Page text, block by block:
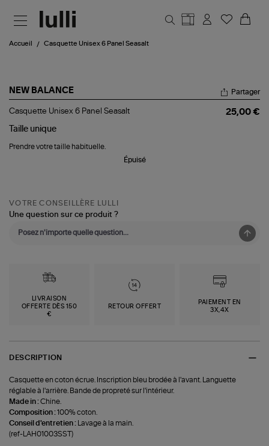
Accueil Casquette Unisex 6 Panel Seasalt
NEW BALANCE
Casquette
6
Seasalt
Partager
Casquette Unisex 6 Panel Seasalt
25,00 €
Taille unique
Prendre votre taille habituelle.
Épuisé
VOTRE CONSEILLÈRE LULLI
Une question sur ce produit ?
LIVRAISON
OFFERTE DÈS 150
€
RETOUR OFFERT
PAIEMENT EN
3X,4X
DESCRIPTION
Casquette en coton écrue. Inscription bleu brodée à l'avant. Languette
réglable à l'arrière. Bande de propreté sur l'intérieur.
Made in :Chine.
Composition :100% coton.
Conseil d'entretien :
Lavage à la main.
(ref-LAH01003SST)